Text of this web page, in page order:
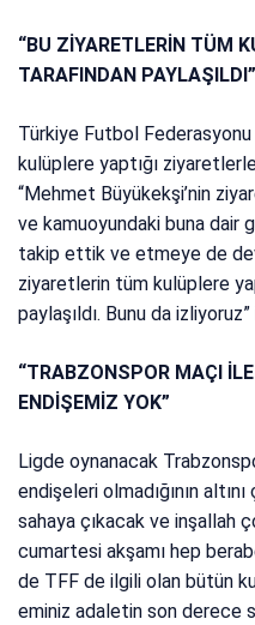
“BU ZİYARETLERİN TÜM
TARAFINDAN PAYLAŞILDI”
Türkiye Futbol Federasyonu
kulüplere yaptığı
“Mehmet Büyükekşi’nin
ve kamuoyundaki buna dair
takip ettik ve etmeye de
ziyaretlerin tüm kulüplere
paylaşıldı. Bunu da
“TRABZONSPOR MAÇI
ENDİŞEMİZ YOK”
Ligde oynanacak
endişeleri olmadığının
sahaya çıkacak ve inşallah
cumartesi akşamı hep
de TFF de ilgili olan bütün
eminiz adaletin son derece